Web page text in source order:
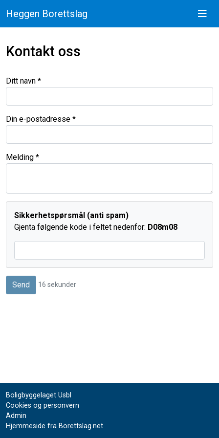
Heggen Borettslag
Kontakt oss
Ditt navn *
Din e-postadresse *
Melding *
Sikkerhetspørsmål (anti spam)
Gjenta følgende kode i feltet nedenfor: D08m08
Send 16 sekunder
Boligbyggelaget Usbl
Cookies og personvern
Admin
Hjemmeside fra Borettslag.net